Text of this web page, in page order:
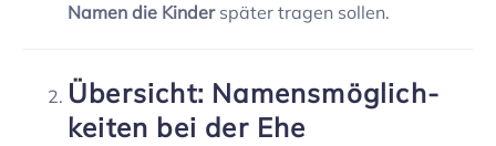
Namen die Kinderspäter tragen sollen.
Über­sicht: Namens­mög­lich­
keiten bei der Ehe